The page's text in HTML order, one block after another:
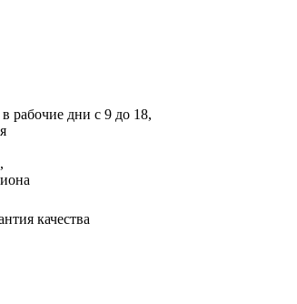
рабочие дни с 9 до 18,